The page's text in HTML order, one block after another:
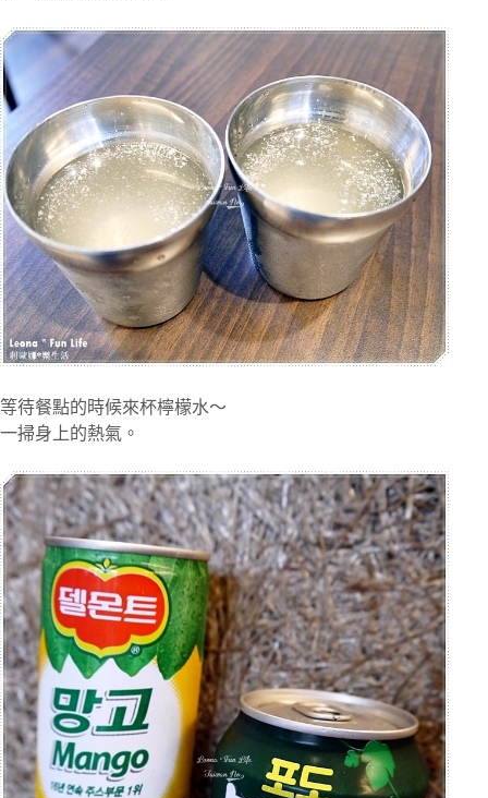
等待餐點的時候來杯檸檬水～
一掃身上的熱氣。